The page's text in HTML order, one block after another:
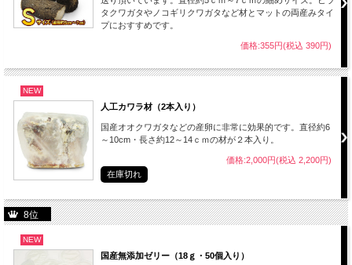
タクワガタやノコギリクワガタなど材とマットの両産みタイ
プにおすすめです。
価格:355円(税込 390円)
NEW
人工カワラ材（2本入り）
国産オオクワガタなどの産卵に非常に効果的です。直径約6
～10cm・長さ約12～14ｃｍの材が２本入り。
価格:2,000円(税込 2,200円)
在庫切れ
8位
NEW
国産無添加ゼリー（18ｇ・50個入り）